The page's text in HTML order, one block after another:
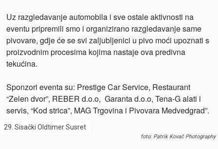
Uz razgledavanje automobila i sve ostale aktivnosti na
eventu pripremili smo i organizirano razgledavanje same
pivovare, gdje će se svi zaljubljenici u pivo moći upoznati s
proizvodnim procesima kojima nastaje ova predivna
tekućina.
Sponzori eventa su: Prestige Car Service, Restaurant
“Zelen dvor”, REBER d.o.o, Garanta d.o.o, Tena-G alati i
servis, “Kod strica”, MAG Trgovina i Pivovara Medvedgrad”.
29. Sisački Oldtimer Susret
foto: Patrik Kovač Photography